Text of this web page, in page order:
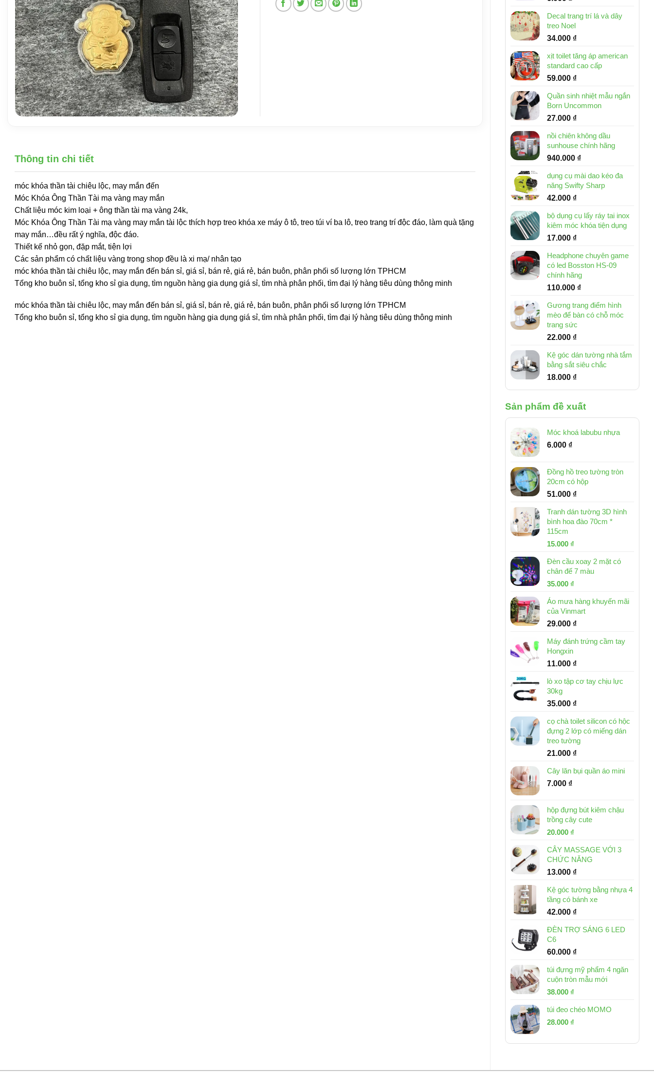
Decal trang trí lá và dây
treo Noel
34.000 ₫
xịt toilet tăng áp american
standard cao cấp
59.000 ₫
Quần sinh nhiệt mẫu ngắn
Born Uncommon
27.000 ₫
nồi chiên không dầu
sunhouse chính hãng
940.000 ₫
dụng cụ mài dao kéo đa
năng Swifty Sharp
42.000 ₫
bộ dụng cụ lấy ráy tai inox
kiêm móc khóa tiện dụng
17.000 ₫
Headphone chuyên game
có led Bosston HS-09
chính hãng
110.000 ₫
Gương trang điểm hình
mèo để bàn có chỗ móc
trang sức
22.000 ₫
Kệ góc dán tường nhà tắm
bằng sắt siêu chắc
18.000 ₫
Sản phẩm đề xuất
Móc khoá labubu nhựa
6.000 ₫
Đồng hồ treo tường tròn
20cm có hộp
51.000 ₫
Tranh dán tường 3D hình
bình hoa đào 70cm *
115cm
Giá
là:
32.000 ₫.
15.000 ₫
tại
là:
Đèn cầu xoay 2 mặt có
chân đế 7 màu
Giá
là:
46.000 ₫.
35.000 ₫
tại
là:
35.000 ₫.
Áo mưa hàng khuyến mãi
của Vinmart
29.000 ₫
Máy đánh trứng cầm tay
Hongxin
11.000 ₫
lò xo tập cơ tay chịu lực
30kg
35.000 ₫
cọ chà toilet silicon có hộc
đựng 2 lớp có miếng dán
treo tường
21.000 ₫
Cây lăn bụi quần áo mini
7.000 ₫
hộp đựng bút kiêm chậu
trồng cây cute
Giá
là:
30.000 ₫.
20.000 ₫
tại
là:
20.000 ₫.
CÂY MASSAGE VỚI 3
CHỨC NĂNG
13.000 ₫
Kệ góc tường bằng nhựa 4
tầng có bánh xe
42.000 ₫
ĐÈN TRỢ SÁNG 6 LED
C6
60.000 ₫
túi đựng mỹ phẩm 4 ngăn
cuộn tròn mẫu mới
Giá
là:
53.000 ₫.
38.000 ₫
tại
túi đeo chéo MOMO
Giá
là:
28.000 ₫
tại
Thông tin chi tiết
móc khóa thần tài chiêu lộc, may mắn đến
Móc Khóa Ông Thần Tài mạ vàng may mắn
Chất liệu móc kim loại + ông thần tài mạ vàng 24k,
Móc Khóa Ông Thần Tài mạ vàng may mắn tài lộc thích hợp treo khóa xe máy ô tô, treo túi ví ba lô, treo trang trí độc đáo, làm quà tặng
may mắn…đều rất ý nghĩa, độc đáo.
Thiết kế nhỏ gọn, đặp mắt, tiện lợi
Các sản phẩm có chất liệu vàng trong shop đều là xi mạ/ nhân tạo
móc khóa thần tài chiêu lộc, may mắn đến bán sỉ, giá sỉ, bán rẻ, giá rẻ, bán buôn, phân phối số lượng lớn TPHCM
Tổng kho buôn sỉ, tổng kho sỉ gia dụng, tìm nguồn hàng gia dụng giá sỉ, tìm nhà phân phối, tìm đại lý hàng tiêu dùng thông minh
móc khóa thần tài chiêu lộc, may mắn đến bán sỉ, giá sỉ, bán rẻ, giá rẻ, bán buôn, phân phối số lượng lớn TPHCM
Tổng kho buôn sỉ, tổng kho sỉ gia dụng, tìm nguồn hàng gia dụng giá sỉ, tìm nhà phân phối, tìm đại lý hàng tiêu dùng thông minh